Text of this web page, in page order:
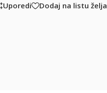
Uporedi Dodaj na listu želja